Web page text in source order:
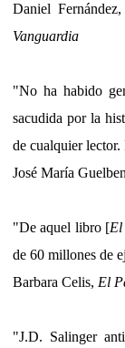
Daniel
Vanguardia
"No ha habido
sacudida por la
de cualquier
José María
"De aquel libro [El
de 60 millones de
Barbara Celis, El
"J.D. Salinger